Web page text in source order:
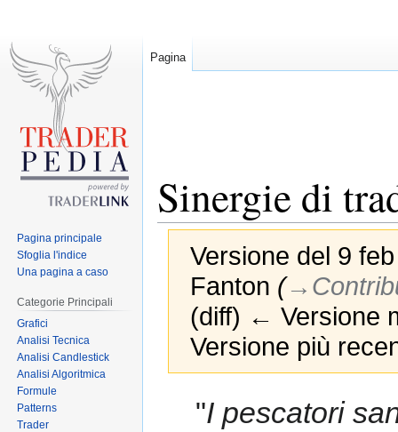
Sinergie di
Versione del 9
Fanton (
(diff) ← Versione
Versione più
"I pescatori
Pagina
Pagina principale
Sfoglia l'indice
Una pagina a caso
Categorie Principali
Grafici
Analisi Tecnica
Analisi Candlestick
Analisi Algoritmica
Formule
Patterns
Trader